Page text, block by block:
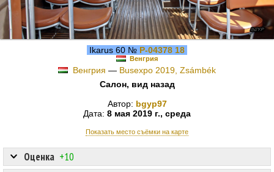
Ikarus 60 № P-04378 18
Венгрия
Венгрия — Busexpo 2019, Zsámbék
Салон, вид назад
Автор: bgyp97
Дата: 8 мая 2019 г., среда
Показать место съёмки на карте
Оценка +10